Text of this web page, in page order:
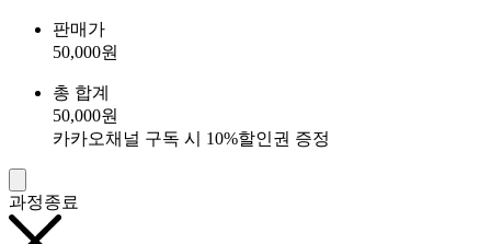
판매가
50,000원
총 합계
50,000원
카카오채널 구독 시 10%할인권 증정
과정종료